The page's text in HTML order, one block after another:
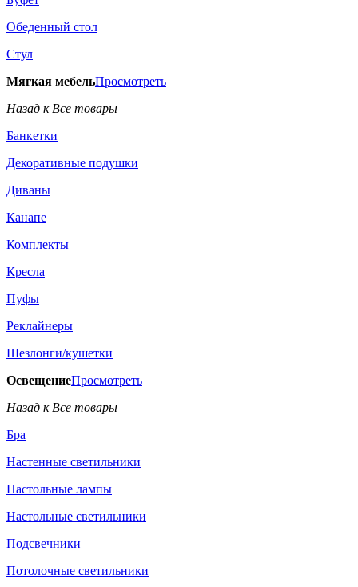
Обеденный стол
Стул
Мягкая мебельПросмотреть
Назад к Все товары
Банкетки
Декоративные подушки
Диваны
Канапе
Комплекты
Кресла
Пуфы
Реклайнеры
Шезлонги/кушетки
ОсвещениеПросмотреть
Назад к Все товары
Бра
Настенные светильники
Настольные лампы
Настольные светильники
Подсвечники
Потолочные светильники